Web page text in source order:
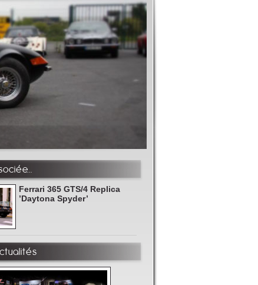
Ferrari 365 GTS/4 Replica
’Daytona Spyder’